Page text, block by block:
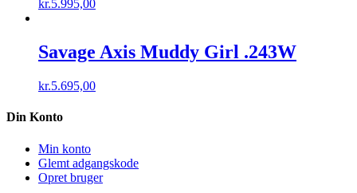
kr.5.995,00
Savage Axis Muddy Girl .243W
kr.5.695,00
Din Konto
Min konto
Glemt adgangskode
Opret bruger